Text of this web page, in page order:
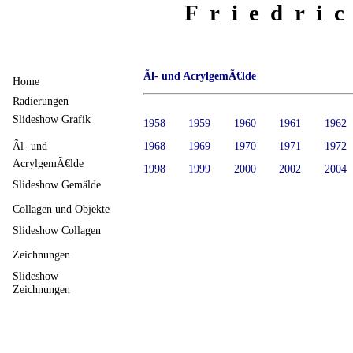
Ãl- und AcrylgemÃ€lde
1958 1959 1960 1961
1962
1968
1969 1970 1971
1972
1998
1999 2000 2002 2004
Home
Radierungen
Slideshow Grafik
Ãl- und
AcrylgemÃ€lde
Slideshow Gemälde
Collagen und Objekte
Slideshow Collagen
Zeichnungen
Slideshow
Zeichnungen